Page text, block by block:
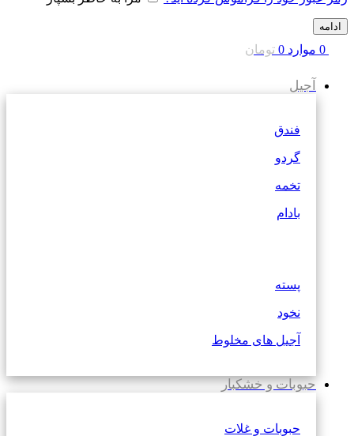
ادامه
0 موارد 0 تومان
آجیل
فندق
گردو
تخمه
بادام
پسته
نخود
آجیل های مخلوط
حبوبات و خشکبار
حبوبات و غلات